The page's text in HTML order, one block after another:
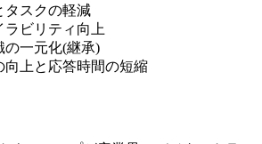
タスクの軽減
ビリティ向上
の一元化(継承)
向上と応答時間の短縮